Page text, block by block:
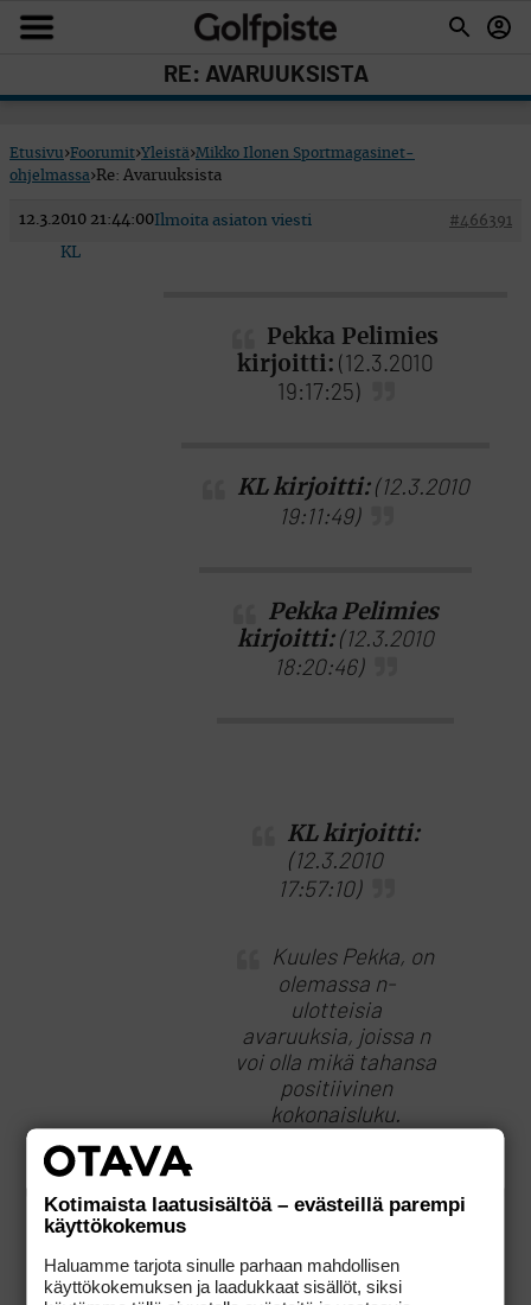
RE: AVARUUKSISTA
Etusivu›Foorumit›Yleistä›Mikko Ilonen Sportmagasinet-
ohjelmassa›Re: Avaruuksista
12.3.2010 21:44:00 #466391
Ilmoita asiaton viesti
KL
Pekka Pelimies
kirjoitti: (12.3.2010
19:17:25)
KL kirjoitti:(12.3.2010
19:11:49)
Pekka Pelimies
kirjoitti:(12.3.2010
18:20:46)
KL kirjoitti:
(12.3.2010
17:57:10)
Kuules Pekka, on
olemassa n-
ulotteisia
avaruuksia, joissa n
voi olla mikä tahansa
positiivinen
kokonaisluku.
oloasi syyttömien
niskaan.
Kotimaista laatusisältöä – evästeillä parempi
käyttökokemus
Haluamme tarjota sinulle parhaan mahdollisen
käyttökokemuksen ja laadukkaat sisällöt, siksi